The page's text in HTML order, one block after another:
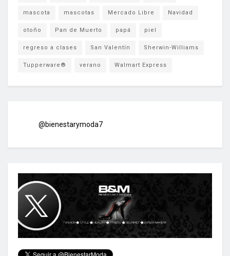
mascota mascotas Mercado Libre Navidad
otoño Pan de Muerto papá piel
regreso a clases San Valentín Sherwin-Williams
Tupperware® verano Walmart Express
@bienestarymoda7